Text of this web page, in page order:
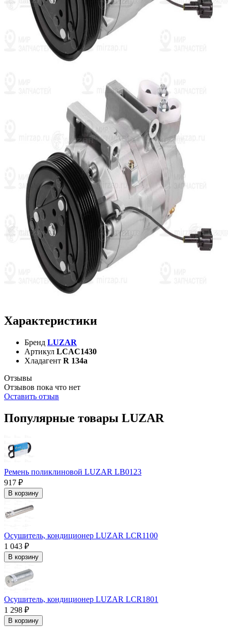
Характеристики
Бренд LUZAR
Артикул LCAC1430
Хладагент R 134a
Отзывы
Отзывов пока что нет
Оставить отзыв
Популярные товары LUZAR
Ремень поликлиновой LUZAR LB0123
917 ₽
В корзину
Осушитель, кондиционер LUZAR LCR1100
1 043 ₽
В корзину
Осушитель, кондиционер LUZAR LCR1801
1 298 ₽
В корзину